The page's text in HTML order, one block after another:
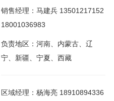
销售经理：马建兵 13501217152
18001036983
负责地区：河南、内蒙古、辽
宁、新疆、宁夏、西藏
区域经理：杨海亮 18910894336